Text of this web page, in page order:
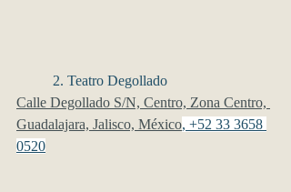
	2. Teatro Degollado
Calle Degollado S/N, Centro, Zona Centro,
Guadalajara, Jalisco, México, +52 33 3658
0520